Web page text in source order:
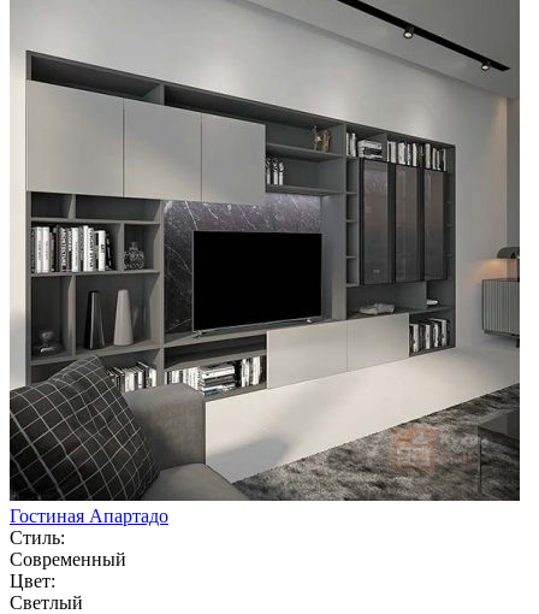
Гостиная Апартадо
Стиль:
Современный
Цвет:
Светлый